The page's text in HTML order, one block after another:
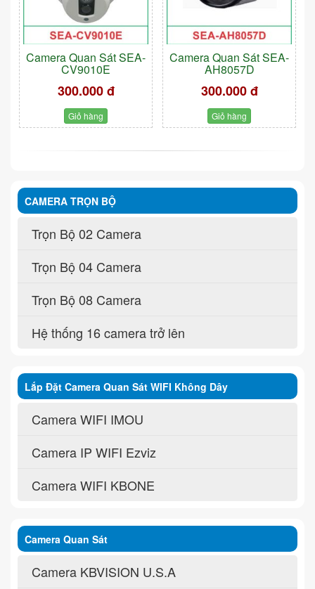
Camera Quan Sát SEA-
CV9010E
300.000 đ
Giỏ hàng
Camera Quan Sát SEA-
AH8057D
300.000 đ
Giỏ hàng
CAMERA TRỌN BỘ
Trọn Bộ 02 Camera
Trọn Bộ 04 Camera
Trọn Bộ 08 Camera
Hệ thống 16 camera trở lên
Lắp Đặt Camera Quan Sát WIFI Không Dây
Camera WIFI IMOU
Camera IP WIFI Ezviz
Camera WIFI KBONE
Camera Quan Sát
Camera KBVISION U.S.A